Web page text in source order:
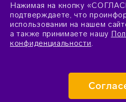
Нажимая на кнопку
подтверждаете, что
использовании на нашем
а также принимаете нашу
конфиденциальности.